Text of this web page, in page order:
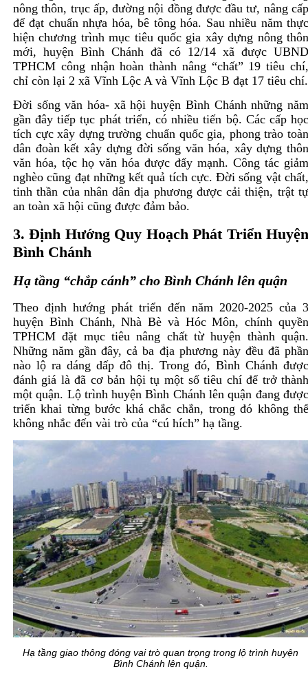
nông thôn, trục ấp, đường nội đồng được đầu tư, nâng
để đạt chuẩn nhựa hóa, bê tông hóa. Sau nhiều năm
hiện chương trình mục tiêu quốc gia xây dựng nông
mới, huyện Bình Chánh đã có 12/14 xã được
TPHCM công nhận hoàn thành nâng “chất” 19 tiêu
chỉ còn lại 2 xã Vĩnh Lộc A và Vĩnh Lộc B đạt 17 tiêu chí.
Đời sống văn hóa- xã hội huyện Bình Chánh những
gần đây tiếp tục phát triển, có nhiều tiến bộ. Các cấp
tích cực xây dựng trường chuẩn quốc gia, phong trào
dân đoàn kết xây dựng đời sống văn hóa, xây dựng
văn hóa, tộc họ văn hóa được đẩy mạnh. Công tác
nghèo cũng đạt những kết quả tích cực. Đời sống vật
tinh thần của nhân dân địa phương được cải thiện, trật
an toàn xã hội cũng được đảm bảo.
3. Định Hướng Quy Hoạch Phát Triển
Bình Chánh
Hạ tầng “chắp cánh” cho Bình Chánh lên quận
Theo định hướng phát triển đến năm 2020-2025 của
huyện Bình Chánh, Nhà Bè và Hóc Môn, chính
TPHCM đặt mục tiêu nâng chất từ huyện thành
Những năm gần đây, cả ba địa phương này đều đã
nào lộ ra dáng dấp đô thị. Trong đó, Bình Chánh
đánh giá là đã cơ bản hội tụ một số tiêu chí để trở
một quận. Lộ trình huyện Bình Chánh lên quận đang
triển khai từng bước khá chắc chắn, trong đó không
không nhắc đến vài trò của “cú hích” hạ tầng.
Hạ tầng giao thông đóng vai trò quan trọng trong lộ trình huyện
Bình Chánh lên quận.